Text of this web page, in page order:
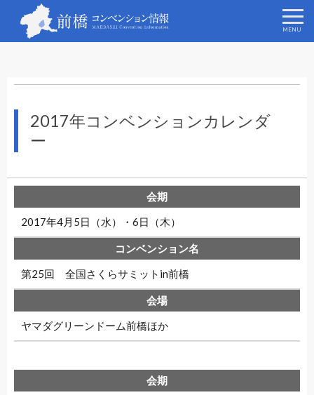
2017年コンベンションカレンダ
ー
2017年4月5日（水）・6日（木）
第25回 全国さくらサミットin前橋
ヤマダグリーンドーム前橋ほか